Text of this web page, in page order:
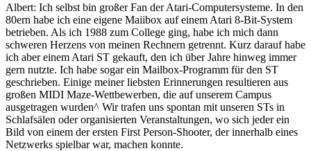
Albert: Ich selbst bin großer Fan der Atari-Computersysteme. In den
80ern habe ich eine eigene Maiibox auf einem Atari 8-Bit-System
betrieben. Als ich 1988 zum College ging, habe ich mich dann
schweren Herzens von meinen Rechnern getrennt. Kurz darauf habe
ich aber einem Atari ST gekauft, den ich über Jahre hinweg immer
gern nutzte. Ich habe sogar ein Mailbox-Programm für den ST
geschrieben. Einige meiner liebsten Erinnerungen resultieren aus
großen MIDI Maze-Wettbewerben, die auf unserem Campus
ausgetragen wurden^ Wir trafen uns spontan mit unseren STs in
Schlafsälen oder organisierten Veranstaltungen, wo sich jeder ein
Bild von einem der ersten First Person-Shooter, der innerhalb eines
Netzwerks spielbar war, machen konnte.